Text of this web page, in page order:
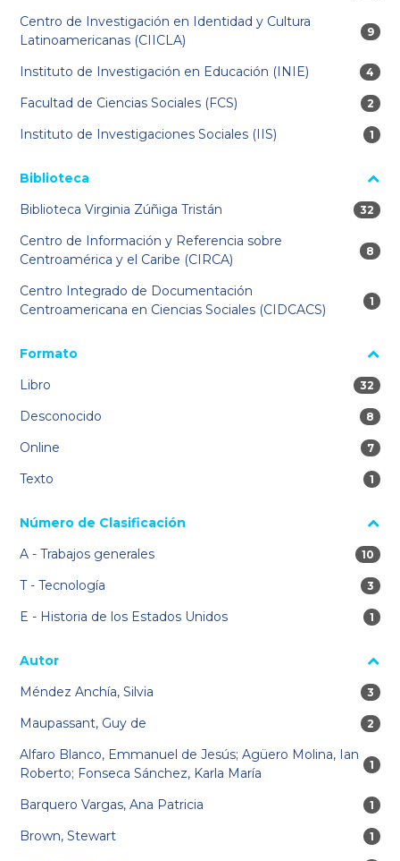
Centro de Investigación en Identidad y Cultura
Latinoamericanas (CIICLA)
9
9
Instituto de Investigación en Educación (INIE) 4
4
Facultad de Ciencias Sociales (FCS) 2
2
Instituto de Investigaciones Sociales (IIS) 1
1
Biblioteca
Biblioteca Virginia Zúñiga Tristán
32
32
Centro de Información y Referencia sobre
Centroamérica y el Caribe (CIRCA)
8
8
Centro Integrado de Documentación
Centroamericana en Ciencias Sociales (CIDCACS)
1
1
Formato
Libro
32
32
Desconocido 8
8
Online 7
7
Texto 1
1
Número de Clasificación
A - Trabajos generales
10
10
T - Tecnología 3
3
E - Historia de los Estados Unidos 1
1
Autor
Méndez Anchía, Silvia
3
3
Maupassant, Guy de 2
2
Alfaro Blanco, Emmanuel de Jesús; Agüero Molina, Ian
Roberto; Fonseca Sánchez, Karla María
1
1
Barquero Vargas, Ana Patricia 1
1
Brown, Stewart 1
1